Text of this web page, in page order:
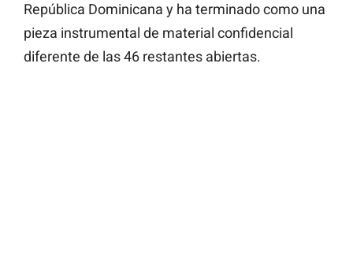
República Dominicana y ha terminado como una
pieza instrumental de material confidencial
diferente de las 46 restantes abiertas.